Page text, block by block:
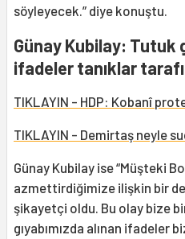
söyleyecek.” diye konuştu.
Günay Kubilay: Tutuk
ifadeler tanıklar
TIKLAYIN - HDP: Kobanî
TIKLAYIN - Demirtaş neyle
Günay Kubilay ise “Müşteki
azmettirdiğimize ilişkin bir
şikayetçi oldu. Bu olay bize
gıyabımızda alınan ifadeler